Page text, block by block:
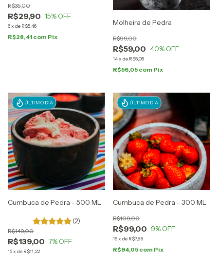
R$29,90
R$35,00
15% OFF
6x de R$5,46
R$28,41 com Pix
Molheira de Pedra
R$59,00
R$99,00
40% OFF
14x de R$5,05
R$56,05 com Pix
ÚLTIMO DIA
Cumbuca de Pedra - 500 ML
(2)
R$139,00
R$149,00
7% OFF
15x de R$11,22
ÚLTIMO DIA
Cumbuca de Pedra - 300 ML
R$99,00
R$109,00
9% OFF
15x de R$7,99
R$94,05 com Pix